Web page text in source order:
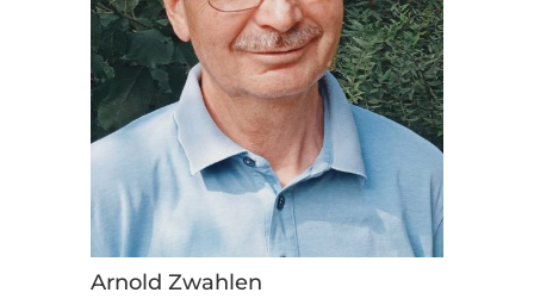
Arnold Zwahlen